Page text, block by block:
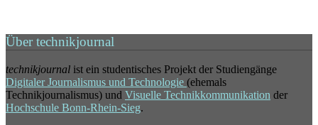
Über technikjournal
technikjournal ist ein studentisches Projekt der Studiengänge
Digitaler Journalismus und Technologie (ehemals
Technikjournalismus) und Visuelle Technikkommunikation der
Hochschule Bonn-Rhein-Sieg.